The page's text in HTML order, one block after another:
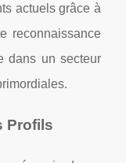
actuels grâce à
reconnaissance
dans un secteur
Profils